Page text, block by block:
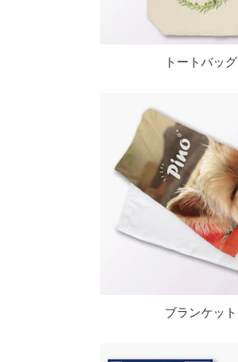
トートバッグ
ブランケット